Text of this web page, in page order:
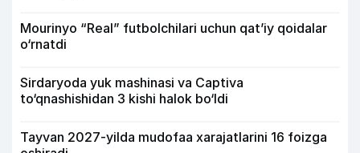
Mourinyo “Real” futbolchilari uchun qat’iy qoidalar
o‘rnatdi
Sirdaryoda yuk mashinasi va Captiva
to‘qnashishidan 3 kishi halok bo‘ldi
Tayvan 2027-yilda mudofaa xarajatlarini 16 foizga